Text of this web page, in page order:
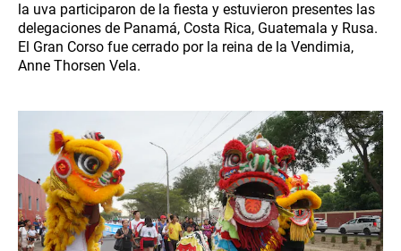
la uva participaron de la fiesta y estuvieron presentes las
delegaciones de Panamá, Costa Rica, Guatemala y Rusa.
El Gran Corso fue cerrado por la reina de la Vendimia,
Anne Thorsen Vela.